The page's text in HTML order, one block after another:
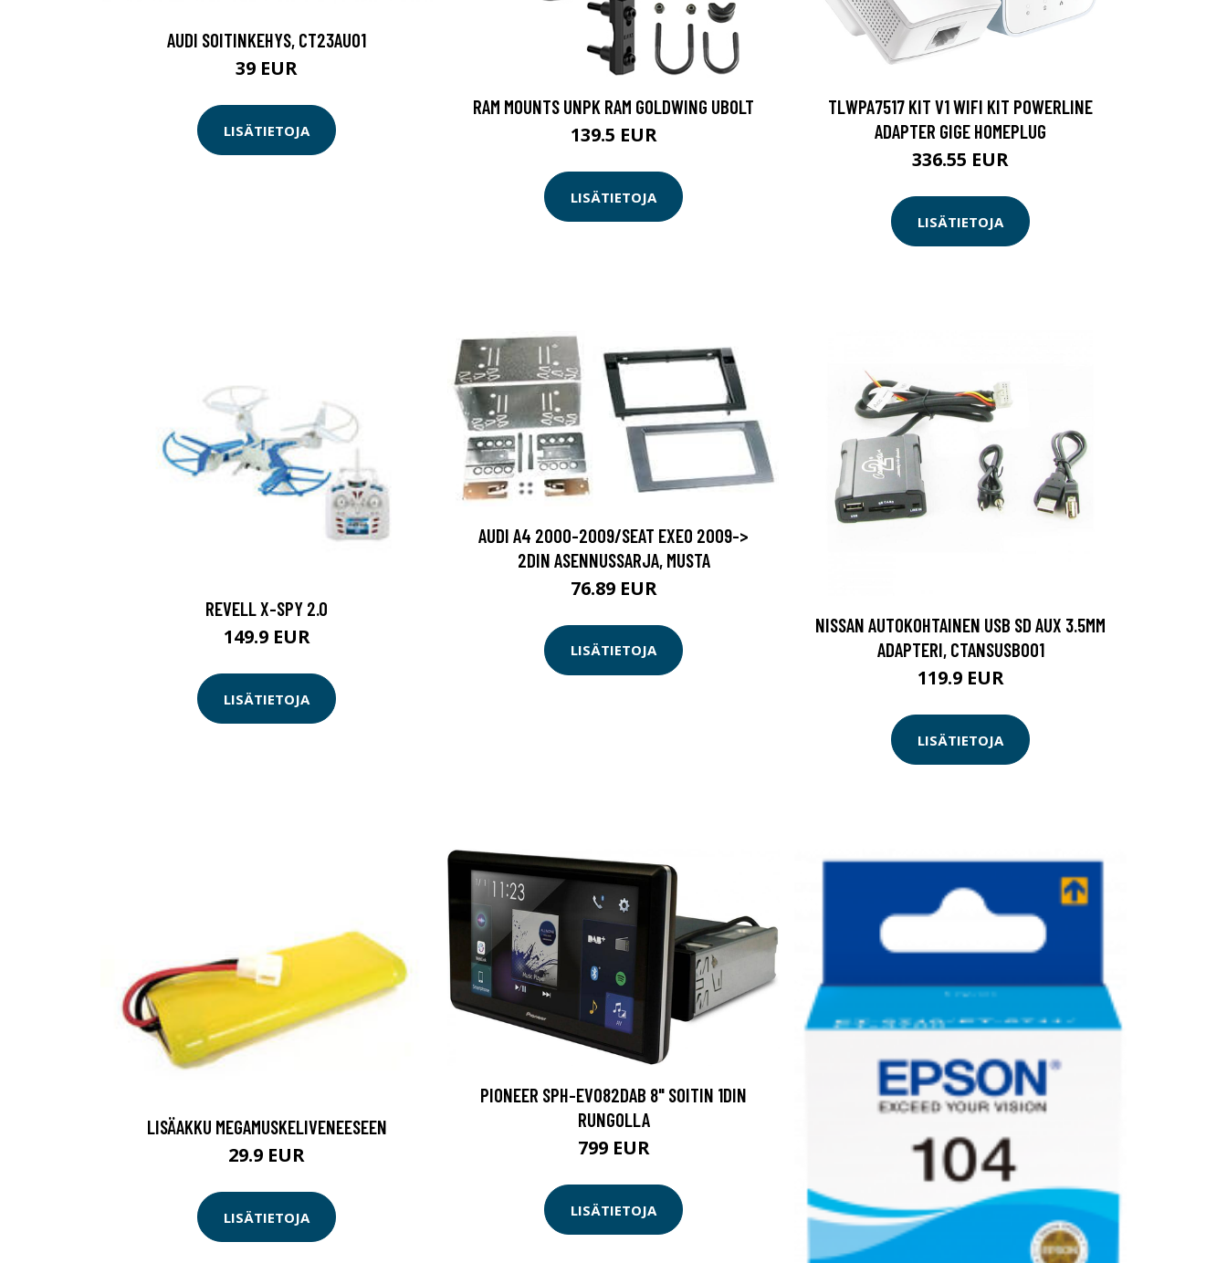
AUDI SOITINKEHYS, CT23AU01
39 EUR
LISÄTIETOJA
RAM MOUNTS UNPK RAM GOLDWING UBOLT
139.5 EUR
LISÄTIETOJA
TLWPA7517 KIT V1 WIFI KIT POWERLINE
ADAPTER GIGE HOMEPLUG
336.55 EUR
LISÄTIETOJA
REVELL X-SPY 2.0
149.9 EUR
LISÄTIETOJA
AUDI A4 2000-2009/SEAT EXEO 2009->
2DIN ASENNUSSARJA, MUSTA
76.89 EUR
LISÄTIETOJA
NISSAN AUTOKOHTAINEN USB SD AUX 3.5MM
ADAPTERI, CTANSUSB001
119.9 EUR
LISÄTIETOJA
LISÄAKKU MEGAMUSKELIVENEESEEN
29.9 EUR
LISÄTIETOJA
PIONEER SPH-EVO82DAB 8" SOITIN 1DIN
RUNGOLLA
799 EUR
LISÄTIETOJA